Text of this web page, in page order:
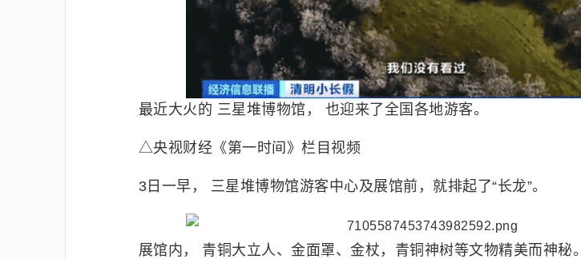
最近大火的 三星堆博物馆， 也迎来了全国各地游客。
△央视财经《第一时间》栏目视频
3日一早， 三星堆博物馆游客中心及展馆前，就排起了“长龙”。
展馆内， 青铜大立人、金面罩、金杖，青铜神树等文物精美而神秘。